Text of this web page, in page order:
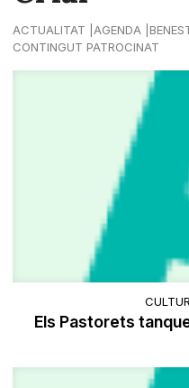
ACTUALITAT AGENDA
CONTINGUT PATROCINAT
Els Pastorets